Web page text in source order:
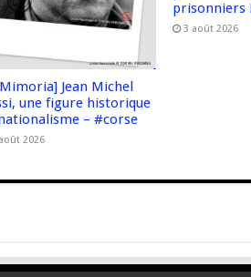
Jean Michel
une figure historique
– #corse
2026
prisonniers
3 août 2026